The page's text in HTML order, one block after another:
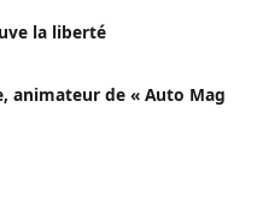
la liberté
animateur de « Auto Mag